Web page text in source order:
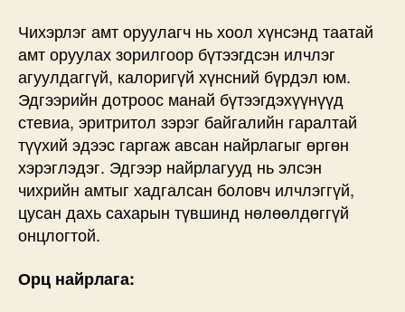
Чихэрлэг амт оруулагч нь хоол хүнсэнд таатай
амт оруулах зорилгоор бүтээгдсэн илчлэг
агуулдаггүй, калоригүй хүнсний бүрдэл юм.
Эдгээрийн дотроос манай бүтээгдэхүүнүүд
стевиа, эритритол зэрэг байгалийн гаралтай
түүхий эдээс гаргаж авсан найрлагыг өргөн
хэрэглэдэг. Эдгээр найрлагууд нь элсэн
чихрийн амтыг хадгалсан боловч илчлэггүй,
цусан дахь сахарын түвшинд нөлөөлдөггүй
онцлогтой.
Орц найрлага: